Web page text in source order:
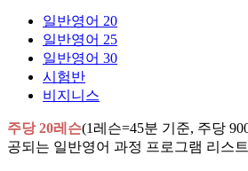
일반영어 20
일반영어 25
일반영어 30
시험반
비지니스
주당 20레슨(1레슨=45분 기준, 주당
공되는 일반영어 과정 프로그램 리스